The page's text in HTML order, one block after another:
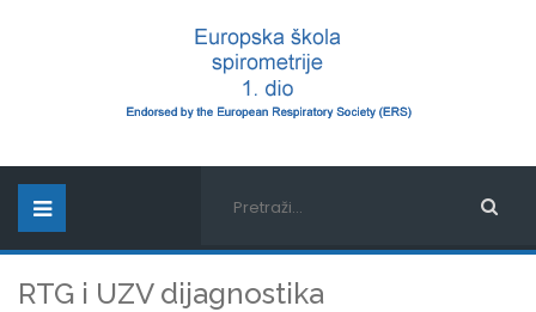
RTG i UZV dijagnostika